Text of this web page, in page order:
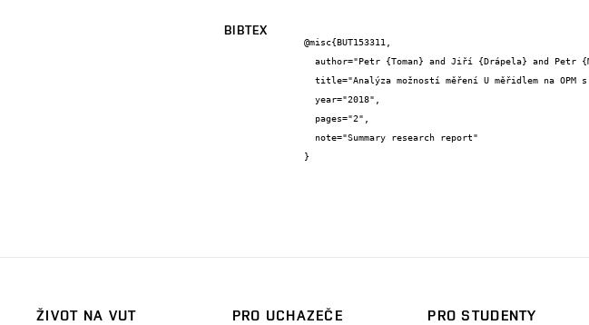
BIBTEX
@misc{BUT153311,
}
ŽIVOT NA VUT
PRO UCHAZEČE
PRO STUDENTY